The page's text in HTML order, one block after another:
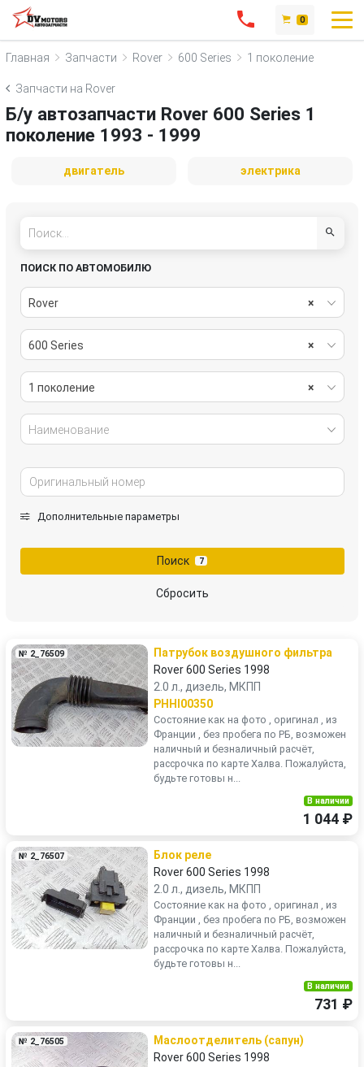
0
Главная Запчасти Rover 600 Series 1 поколение
Запчасти на Rover
Б/у автозапчасти Rover 600 Series 1
поколение 1993 - 1999
двигатель электрика
ПОИСК ПО АВТОМОБИЛЮ
×
Rover
×
600 Series
×
1 поколение
Наименование
Дополнительные параметры
Поиск 7
Сбросить
№ 2_76509
Патрубок воздушного фильтра
Rover 600 Series 1998
2.0 л., дизель, МКПП
PHHI00350
Состояние как на фото , оригинал , из
Франции , без пробега по РБ, возможен
наличный и безналичный расчёт,
рассрочка по карте Халва. Пожалуйста,
будьте готовы н...
В наличии
1 044 ₽
№ 2_76507
Блок реле
Rover 600 Series 1998
2.0 л., дизель, МКПП
Состояние как на фото , оригинал , из
Франции , без пробега по РБ, возможен
наличный и безналичный расчёт,
рассрочка по карте Халва. Пожалуйста,
будьте готовы н...
В наличии
731 ₽
№ 2_76505
Маслоотделитель (сапун)
Rover 600 Series 1998